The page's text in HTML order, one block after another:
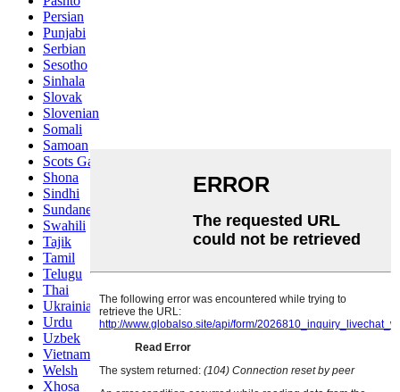
Persian
Punjabi
Serbian
Sesotho
Sinhala
Slovak
Slovenian
Somali
Samoan
Scots Gaelic
Shona
Sindhi
Sundanese
Swahili
Tajik
Tamil
Telugu
Thai
Ukrainian
Urdu
Uzbek
Vietnamese
Welsh
Xhosa